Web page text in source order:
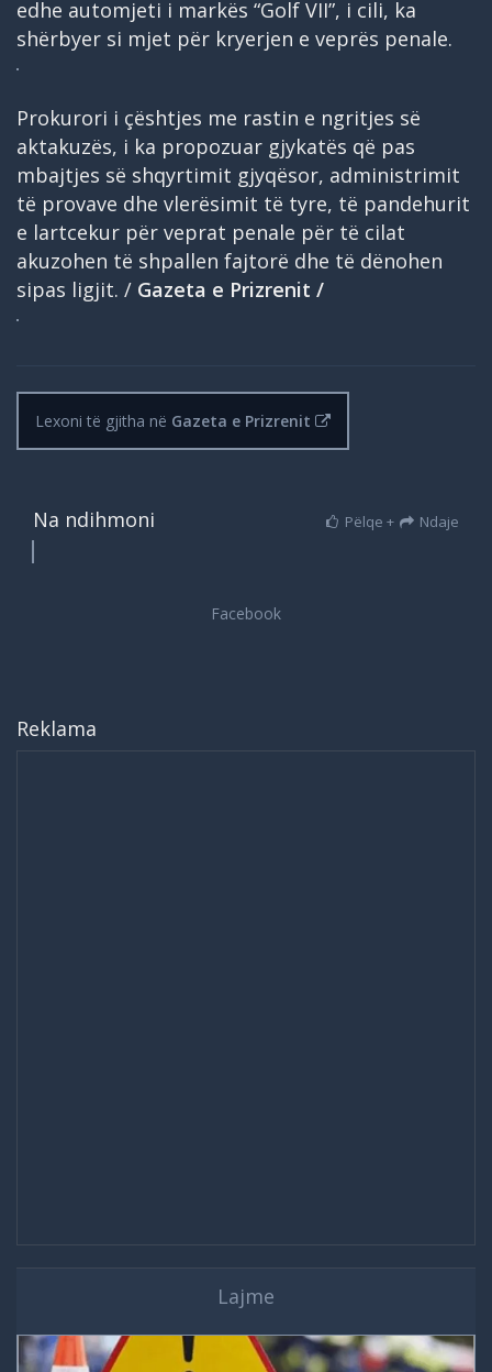
edhe automjeti i markës “Golf VII”, i cili, ka
shërbyer si mjet për kryerjen e veprës penale.
Prokurori i çështjes me rastin e ngritjes së
aktakuzës, i ka propozuar gjykatës që pas
mbajtjes së shqyrtimit gjyqësor, administrimit
të provave dhe vlerësimit të tyre, të pandehurit
e lartcekur për veprat penale për të cilat
akuzohen të shpallen fajtorë dhe të dënohen
sipas ligjit. / Gazeta e Prizrenit /
Lexoni të gjitha në Gazeta e Prizrenit
Na ndihmoni Pëlqe + Ndaje
Reklama
Lajme